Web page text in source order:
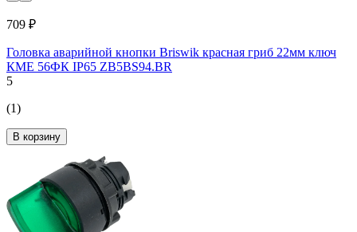
709 ₽
Головка аварийной кнопки Briswik красная гриб 22мм ключ
КМЕ 56ФК IP65 ZB5BS94.BR
5
(1)
В корзину